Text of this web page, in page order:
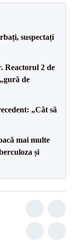
suspectați
Reactorul 2 de
de
„Cât să
mai multe
și